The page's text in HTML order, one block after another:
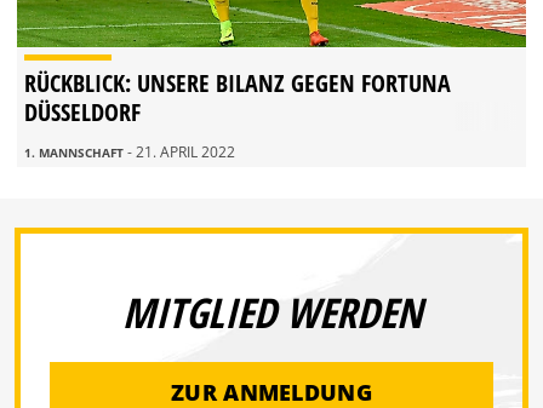
RÜCKBLICK: UNSERE BILANZ GEGEN FORTUNA
DÜSSELDORF
1. MANNSCHAFT - 21. APRIL 2022
MITGLIED WERDEN
ZUR ANMELDUNG